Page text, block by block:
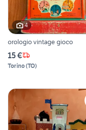
4
orologio vintage gioco
15 €
Torino(TO)